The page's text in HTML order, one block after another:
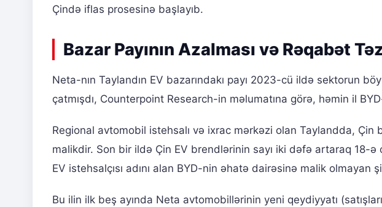
Çində iflas prosesinə başlayıb.
Bazar Payının Azalması və Rəqabət
Neta-nın Taylandın EV bazarındakı payı 2023-cü ildə sektorun
çatmışdı, Counterpoint Research-in məlumatına görə, həmin il
Regional avtomobil istehsalı və ixrac mərkəzi olan Taylandda, Çin
malikdir. Son bir ildə Çin EV brendlərinin sayı iki dəfə artaraq 18-ə
EV istehsalçısı adını alan BYD-nin əhatə dairəsinə malik olmayan
Bu ilin ilk beş ayında Neta avtomobillərinin yeni qeydiyyatı